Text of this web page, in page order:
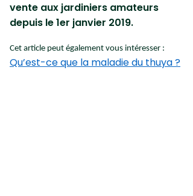
vente aux jardiniers amateurs
depuis le 1er janvier 2019.
Cet article peut également vous intéresser :
Qu’est-ce que la maladie du thuya ?